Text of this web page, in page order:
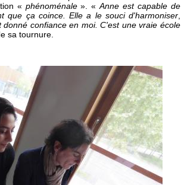
« phénoménale». «Anne est capable de
que ça coince. Elle a le souci d'harmoniser,
donné confiance en moi. C'est une vraie école
sa tournure.